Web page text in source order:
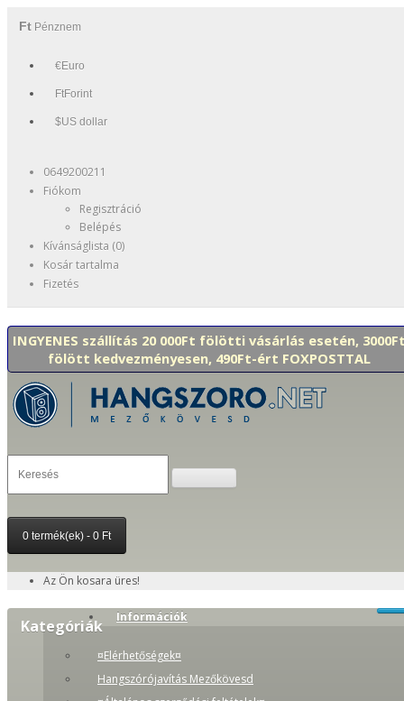
Ft Pénznem
€Euro
FtForint
$US dollar
0649200211
Fiókom
Regisztráció
Belépés
Kívánságlista (0)
Kosár tartalma
Fizetés
INGYENES szállítás 20 000Ft fölötti vásárlás esetén,
fölött kedvezményesen, 490Ft-ért FOXPOSTTAL
0 termék(ek) - 0 Ft
Az Ön kosara üres!
Kategóriák Információk
¤Elérhetőségek¤
Hangszórójavítás Mezőkövesd